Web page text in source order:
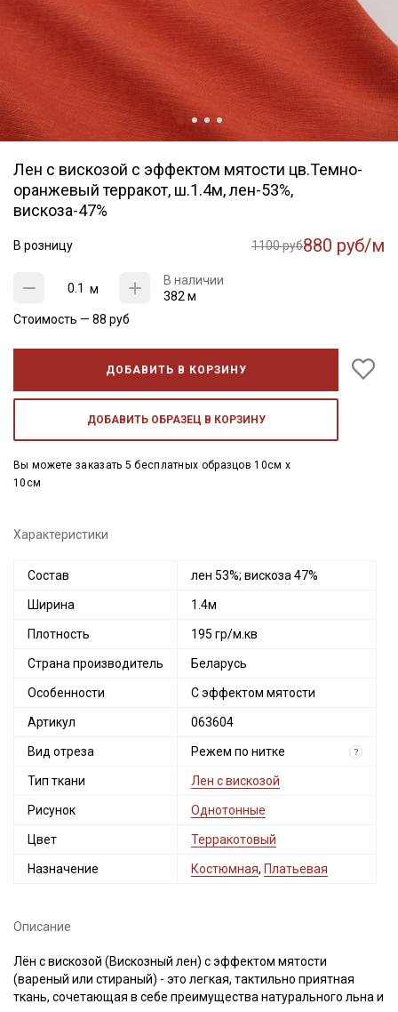
Лен с вискозой с эффектом мятости цв.Темно-
оранжевый терракот, ш.1.4м, лен-53%,
вискоза-47%
В розницу 1100 руб880 руб/м
м
В наличии
382 м
Стоимость — 88 руб
ДОБАВИТЬ В КОРЗИНУ
ДОБАВИТЬ ОБРАЗЕЦ В КОРЗИНУ
Вы можете заказать 5 бесплатных образцов 10см x
10см
Характеристики
Состав лен 53%; вискоза 47%
Ширина 1.4м
Плотность 195 гр/м.кв
Страна производитель Беларусь
Особенности С эффектом мятости
Артикул 063604
Вид отреза Режем по нитке ?
Тип ткани Лен с вискозой
Рисунок Однотонные
Цвет Терракотовый
Назначение Костюмная, Платьевая
Описание
Лён с вискозой (Вискозный лен) с эффектом мятости
(вареный или стираный) - это легкая, тактильно приятная
ткань, сочетающая в себе преимущества натурального льна и